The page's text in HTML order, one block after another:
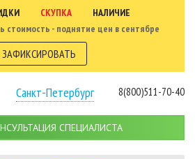
СКУПКА
НАЛИЧИЕ
стоимость - поднятие цен в сентябре
ЗАФИКСИРОВАТЬ
Санкт-Петербург 8(800)511-70-40
СПЕЦИАЛИСТА